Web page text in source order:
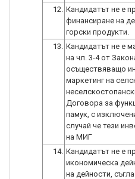
12. Кандидатът не е
финансиране на
горски продукти.
13. Кандидатът не е
на чл. 3-4 от
осъществяващо
маркетинг на
Договора за
памук, с
случай че тези
на МИГ
14. Кандидатът не е
икономическа
на дейности,